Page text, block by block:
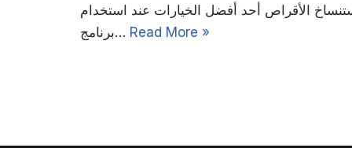
الأقراص أحد أفضل الخيارات عند استخدام
برنامج… Read More »